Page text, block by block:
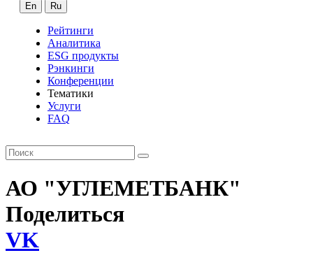
En Ru
Рейтинги
Аналитика
ESG продукты
Рэнкинги
Конференции
Тематики
Услуги
FAQ
АО "УГЛЕМЕТБАНК"
Поделиться
VK